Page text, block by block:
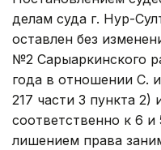
делам суда г. Нур-
оставлен без
№2 Сарыаркинского
года в отношении С.
217 части 3 пункта 2)
соответственно к 6
лишением права